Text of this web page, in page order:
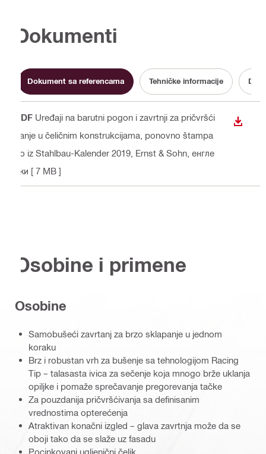
Dokumenti
Dokument sa referencama Tehničke informacije
PDF Uređaji na barutni pogon i zavrtnji za pričvršći
vanje u čeličnim konstrukcijama, ponovno štampa
no iz Stahlbau-Kalender 2019, Ernst & Sohn , енгле
ски [ 7 MB ]
Osobine i primene
Osobine
Samobušeći zavrtanj za brzo sklapanje u jednom
koraku
Brz i robustan vrh za bušenje sa tehnologijom Racing
Tip – talasasta ivica za sečenje koja mnogo brže uklanja
opiljke i pomaže sprečavanje pregorevanja tačke
Za pouzdanija pričvršćivanja sa definisanim
vrednostima opterećenja
Atraktivan konačni izgled – glava zavrtnja može da se
oboji tako da se slaže uz fasadu
Pocinkovani ugljenični čelik